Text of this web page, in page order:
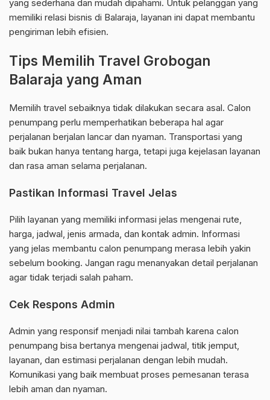
yang sederhana dan mudah dipahami. Untuk pelanggan yang
memiliki relasi bisnis di Balaraja, layanan ini dapat membantu
pengiriman lebih efisien.
Tips Memilih Travel Grobogan
Balaraja yang Aman
Memilih travel sebaiknya tidak dilakukan secara asal. Calon
penumpang perlu memperhatikan beberapa hal agar
perjalanan berjalan lancar dan nyaman. Transportasi yang
baik bukan hanya tentang harga, tetapi juga kejelasan layanan
dan rasa aman selama perjalanan.
Pastikan Informasi Travel Jelas
Pilih layanan yang memiliki informasi jelas mengenai rute,
harga, jadwal, jenis armada, dan kontak admin. Informasi
yang jelas membantu calon penumpang merasa lebih yakin
sebelum booking. Jangan ragu menanyakan detail perjalanan
agar tidak terjadi salah paham.
Cek Respons Admin
Admin yang responsif menjadi nilai tambah karena calon
penumpang bisa bertanya mengenai jadwal, titik jemput,
layanan, dan estimasi perjalanan dengan lebih mudah.
Komunikasi yang baik membuat proses pemesanan terasa
lebih aman dan nyaman.